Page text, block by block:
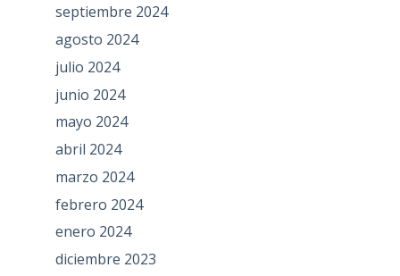
septiembre 2024
agosto 2024
julio 2024
junio 2024
mayo 2024
abril 2024
marzo 2024
febrero 2024
enero 2024
diciembre 2023